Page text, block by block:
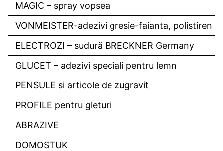
MAGIC – spray vopsea
VONMEISTER-adezivi gresie-faianta, polistiren
ELECTROZI – sudură BRECKNER Germany
GLUCET – adezivi speciali pentru lemn
PENSULE si articole de zugravit
PROFILE pentru gleturi
ABRAZIVE
DOMOSTUK